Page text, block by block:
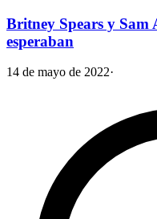
Britney Spears y Sam
esperaban
14 de mayo de 2022·